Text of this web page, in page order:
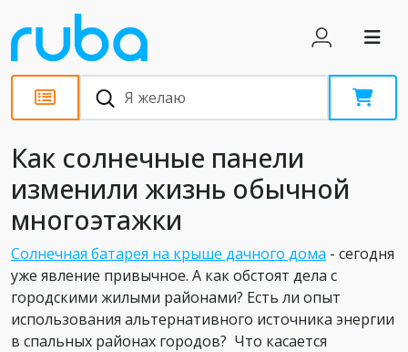
Статьи
Как солнечные панели
изменили жизнь обычной
многоэтажки
Солнечная батарея на крыше дачного дома - сегодня
уже явление привычное. А как обстоят дела с
городскими жилыми районами? Есть ли опыт
использования альтернативного источника энергии
в спальных районах городов? Что касается